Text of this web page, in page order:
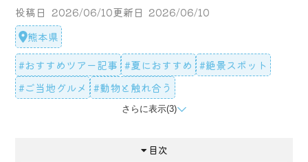
投稿日 2026/06/10更新日 2026/06/10
熊本県
#おすすめツアー記事 #夏におすすめ #絶景スポット
#ご当地グルメ
#動物と触れ合う
#観光列車
さらに表示(3)
目次